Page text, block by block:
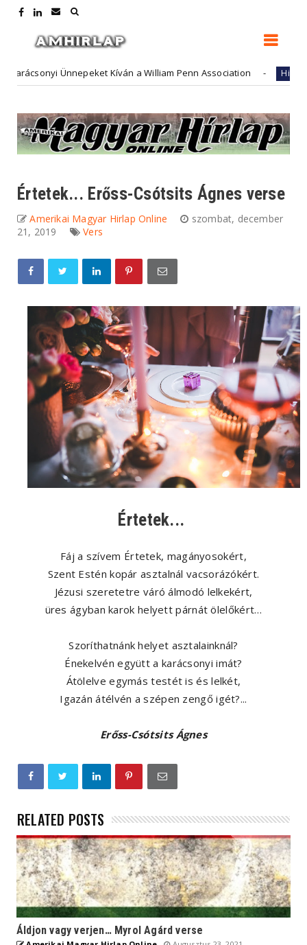
Ünnepeket Kíván a William Penn Association Hirdető
Értetek... Erőss-Csótsits Ágnes verse
Amerikai Magyar Hirlap Online
szombat, december
21, 2019
Vers
Értetek...
Fáj a szívem Értetek, magányosokért,
Szent Estén kopár asztalnál vacsorázókért.
Jézusi szeretetre váró álmodó lelkekért,
üres ágyban karok helyett párnát ölelőkért…
Szoríthatnánk helyet asztalainknál?
Énekelvén együtt a karácsonyi imát?
Átölelve egymás testét is és lelkét,
Igazán átélvén a szépen zengő igét?...
Erőss-Csótsits Ágnes
RELATED POSTS
Áldjon vagy verjen… Myrol Agárd verse